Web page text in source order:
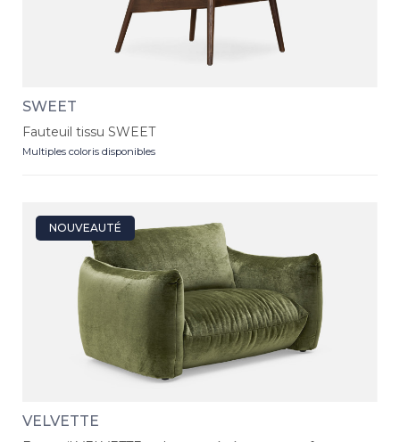
SWEET
Fauteuil tissu SWEET
Multiples coloris disponibles
NOUVEAUTÉ
VELVETTE